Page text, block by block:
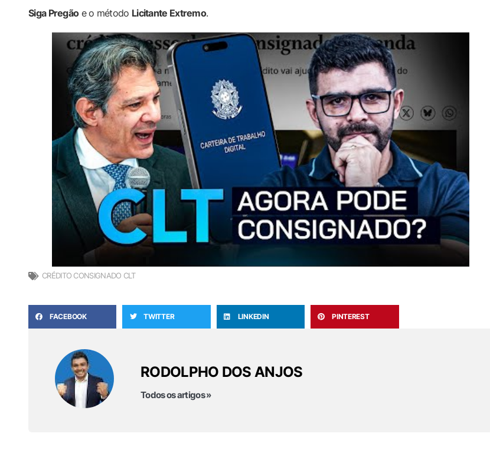
Siga Pregãoe o método Licitante Extremo.
CRÉDITO CONSIGNADO CLT
FACEBOOK TWITTER LINKEDIN PINTEREST
RODOLPHO DOS ANJOS
Todos os artigos »